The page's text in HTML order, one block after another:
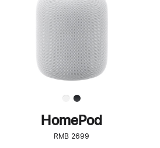
了
解
HomePod<
HomePod
RMB 2699